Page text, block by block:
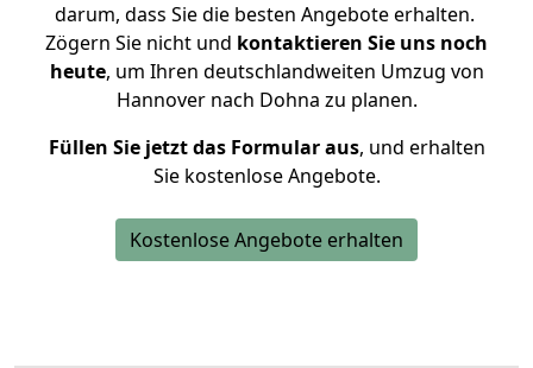
darum, dass Sie die besten Angebote erhalten.
Zögern Sie nicht und kontaktieren Sie uns noch
heute, um Ihren deutschlandweiten Umzug von
Hannover nach Dohna zu planen.
Füllen Sie jetzt das Formular aus, und erhalten
Sie kostenlose Angebote.
Kostenlose Angebote erhalten